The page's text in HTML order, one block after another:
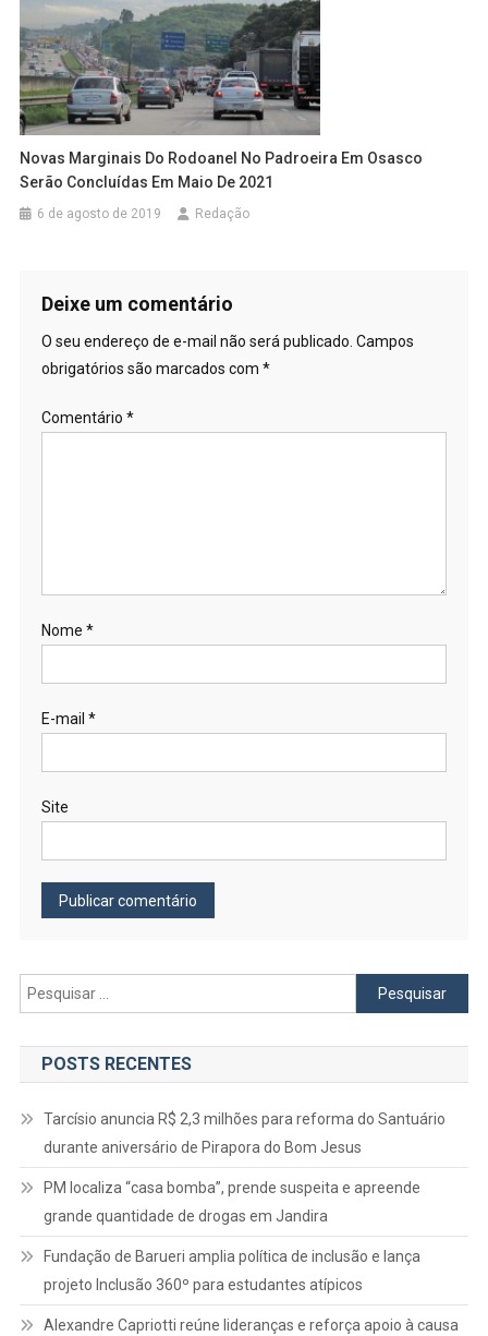
Novas Marginais Do Rodoanel No Padroeira Em Osasco
Serão Concluídas Em Maio De 2021
6 de agosto de 2019 Redação
Deixe um comentário
O seu endereço de e-mail não será publicado. Campos
obrigatórios são marcados com *
Comentário *
Nome *
E-mail *
Site
Pesquisar
por:
POSTS RECENTES
Tarcísio anuncia R$ 2,3 milhões para reforma do Santuário
durante aniversário de Pirapora do Bom Jesus
PM localiza “casa bomba”, prende suspeita e apreende
grande quantidade de drogas em Jandira
Fundação de Barueri amplia política de inclusão e lança
projeto Inclusão 360º para estudantes atípicos
Alexandre Capriotti reúne lideranças e reforça apoio à causa